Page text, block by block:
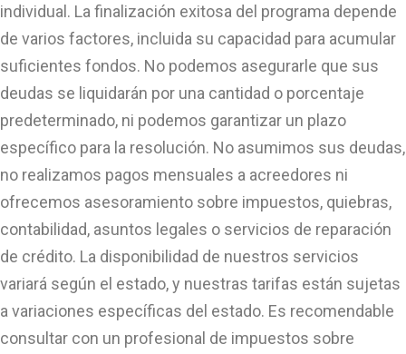
individual. La finalización exitosa del programa depende
de varios factores, incluida su capacidad para acumular
suficientes fondos. No podemos asegurarle que sus
deudas se liquidarán por una cantidad o porcentaje
predeterminado, ni podemos garantizar un plazo
específico para la resolución. No asumimos sus deudas,
no realizamos pagos mensuales a acreedores ni
ofrecemos asesoramiento sobre impuestos, quiebras,
contabilidad, asuntos legales o servicios de reparación
de crédito. La disponibilidad de nuestros servicios
variará según el estado, y nuestras tarifas están sujetas
a variaciones específicas del estado. Es recomendable
consultar con un profesional de impuestos sobre